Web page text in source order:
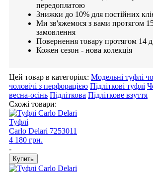
передоплатою
Знижки до 10% для постійних
Ми зв'яжемося з вами протягом
замовлення
Повернення товару протягом 14
Кожен сезон - нова колекція
Цей товар в категоріях: Модельні туфлі
чоловічі з перфорацією Підліткові туфлі
весна-осінь Підліткова Підліткове взуття
Схожі товари:
Туфлі
Carlo Delari 7253011
4 180 грн.
-